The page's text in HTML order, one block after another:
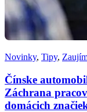
Novinky, Tipy,
Čínske
Záchrana
domácich